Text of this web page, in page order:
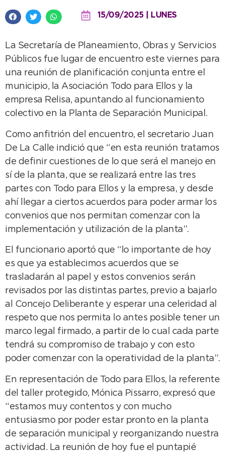
15/09/2025 | LUNES
La Secretaría de Planeamiento, Obras y Servicios
Públicos fue lugar de encuentro este viernes para
una reunión de planificación conjunta entre el
municipio, la Asociación Todo para Ellos y la
empresa Relisa, apuntando al funcionamiento
colectivo en la Planta de Separación Municipal.
Como anfitrión del encuentro, el secretario Juan
De La Calle indició que “en esta reunión tratamos
de definir cuestiones de lo que será el manejo en
sí de la planta, que se realizará entre las tres
partes con Todo para Ellos y la empresa, y desde
ahí llegar a ciertos acuerdos para poder armar los
convenios que nos permitan comenzar con la
implementación y utilización de la planta”.
El funcionario aportó que “lo importante de hoy
es que ya establecimos acuerdos que se
trasladarán al papel y estos convenios serán
revisados por las distintas partes, previo a bajarlo
al Concejo Deliberante y esperar una celeridad al
respeto que nos permita lo antes posible tener un
marco legal firmado, a partir de lo cual cada parte
tendrá su compromiso de trabajo y con esto
poder comenzar con la operatividad de la planta”.
En representación de Todo para Ellos, la referente
del taller protegido, Mónica Pissarro, expresó que
“estamos muy contentos y con mucho
entusiasmo por poder estar pronto en la planta
de separación municipal y reorganizando nuestra
actividad. La reunión de hoy fue el puntapié